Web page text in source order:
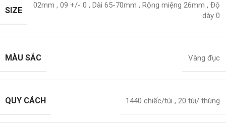
SIZE
02mm , 09 +/- 0 , Dài 65-70mm , Rộng miệng 26mm , Độ
dày 0
MÀU SẮC Vàng đục
QUY CÁCH 1440 chiếc/túi , 20 túi/ thùng